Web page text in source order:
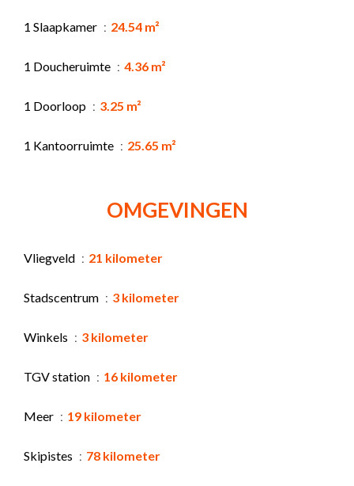
1 Slaapkamer 24.54 m²
1 Doucheruimte 4.36 m²
1 Doorloop 3.25 m²
1 Kantoorruimte 25.65 m²
OMGEVINGEN
Vliegveld 21 kilometer
Stadscentrum 3 kilometer
Winkels 3 kilometer
TGV station 16 kilometer
Meer 19 kilometer
Skipistes 78 kilometer